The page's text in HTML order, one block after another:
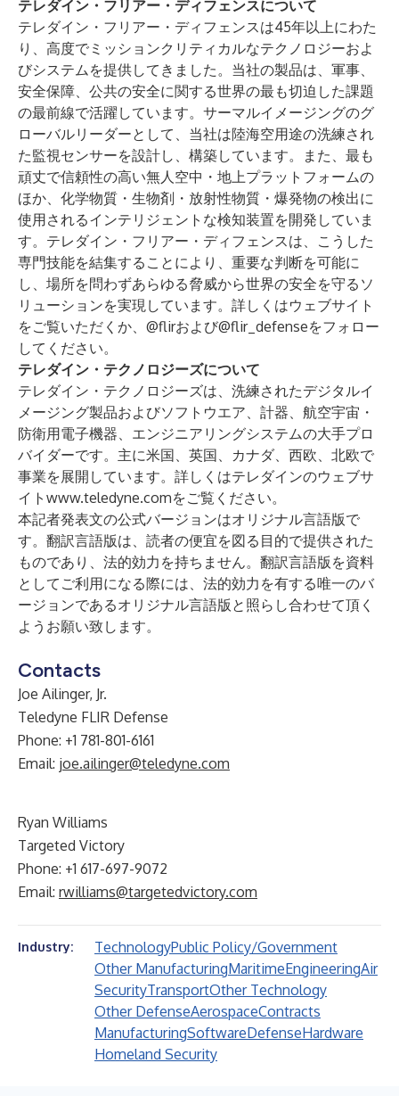
テレダイン・フリアー・ディフェンスについて
テレダイン・フリアー・ディフェンスは45年以上にわた
り、高度でミッションクリティカルなテクノロジーおよ
びシステムを提供してきました。当社の製品は、軍事、
安全保障、公共の安全に関する世界の最も切迫した課題
の最前線で活躍しています。サーマルイメージングのグ
ローバルリーダーとして、当社は陸海空用途の洗練され
た監視センサーを設計し、構築しています。また、最も
頑丈で信頼性の高い無人空中・地上プラットフォームの
ほか、化学物質・生物剤・放射性物質・爆発物の検出に
使用されるインテリジェントな検知装置を開発していま
す。テレダイン・フリアー・ディフェンスは、こうした
専門技能を結集することにより、重要な判断を可能に
し、場所を問わずあらゆる脅威から世界の安全を守るソ
リューションを実現しています。詳しくはウェブサイト
をご覧いただくか、 @flirおよび@flir_defenseをフォロー
してください。
テレダイン・テクノロジーズについて
テレダイン・テクノロジーズは、洗練されたデジタルイ
メージング製品およびソフトウエア、計器、航空宇宙・
防衛用電子機器、エンジニアリングシステムの大手プロ
バイダーです。主に米国、英国、カナダ、西欧、北欧で
事業を展開しています。詳しくはテレダインのウェブサ
イト www.teledyne.comをご覧ください。
本記者発表文の公式バージョンはオリジナル言語版で
す。翻訳言語版は、読者の便宜を図る目的で提供された
ものであり、法的効力を持ちません。翻訳言語版を資料
としてご利用になる際には、法的効力を有する唯一のバ
ージョンであるオリジナル言語版と照らし合わせて頂く
ようお願い致します。
Contacts
Joe Ailinger, Jr.
Teledyne FLIR Defense
Phone: +1 781-801-6161
Email: joe.ailinger@teledyne.com
Ryan Williams
Targeted Victory
Phone: +1 617-697-9072
Email: rwilliams@targetedvictory.com
Industry: TechnologyPublic Policy/Government
Other ManufacturingMaritimeEngineeringAir
SecurityTransportOther Technology
Other DefenseAerospaceContracts
ManufacturingSoftwareDefenseHardware
Homeland Security